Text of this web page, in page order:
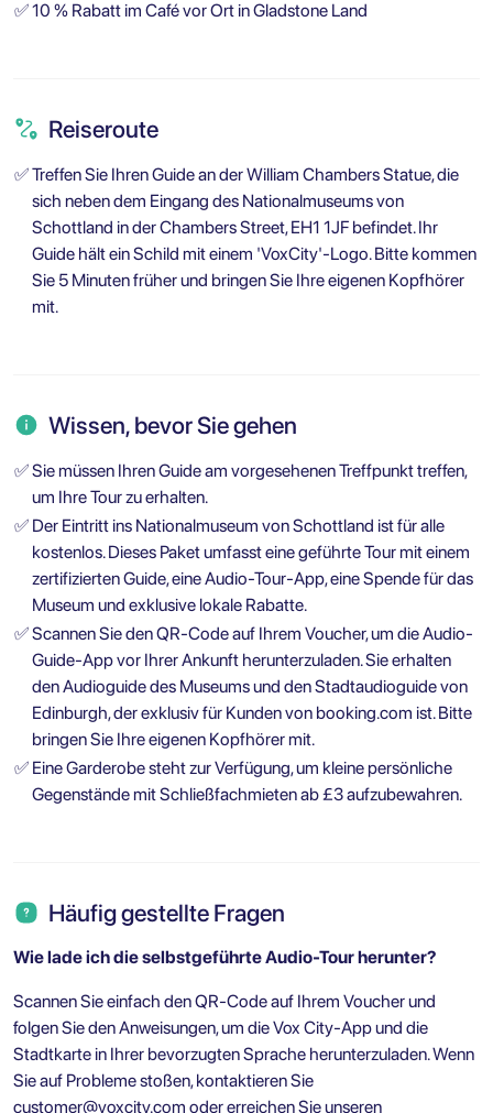
✅10 % Rabatt im Café vor Ort in Gladstone Land
Reiseroute
✅Treffen Sie Ihren Guide an der William Chambers Statue, die
sich neben dem Eingang des Nationalmuseums von
Schottland in der Chambers Street, EH1 1JF befindet. Ihr
Guide hält ein Schild mit einem 'VoxCity'-Logo. Bitte kommen
Sie 5 Minuten früher und bringen Sie Ihre eigenen Kopfhörer
mit.
Wissen, bevor Sie gehen
✅Sie müssen Ihren Guide am vorgesehenen Treffpunkt treffen,
um Ihre Tour zu erhalten.
✅ Der Eintritt ins Nationalmuseum von Schottland ist für alle
kostenlos. Dieses Paket umfasst eine geführte Tour mit einem
zertifizierten Guide, eine Audio-Tour-App, eine Spende für das
Museum und exklusive lokale Rabatte.
✅Scannen Sie den QR-Code auf Ihrem Voucher, um die Audio-
Guide-App vor Ihrer Ankunft herunterzuladen. Sie erhalten
den Audioguide des Museums und den Stadtaudioguide von
Edinburgh, der exklusiv für Kunden von booking.com ist. Bitte
bringen Sie Ihre eigenen Kopfhörer mit.
✅ Eine Garderobe steht zur Verfügung, um kleine persönliche
Gegenstände mit Schließfachmieten ab £3 aufzubewahren.
Häufig gestellte Fragen
Wie lade ich die selbstgeführte Audio-Tour herunter?
Scannen Sie einfach den QR-Code auf Ihrem Voucher und
folgen Sie den Anweisungen, um die Vox City-App und die
Stadtkarte in Ihrer bevorzugten Sprache herunterzuladen. Wenn
Sie auf Probleme stoßen, kontaktieren Sie
customer@voxcity.com oder erreichen Sie unseren